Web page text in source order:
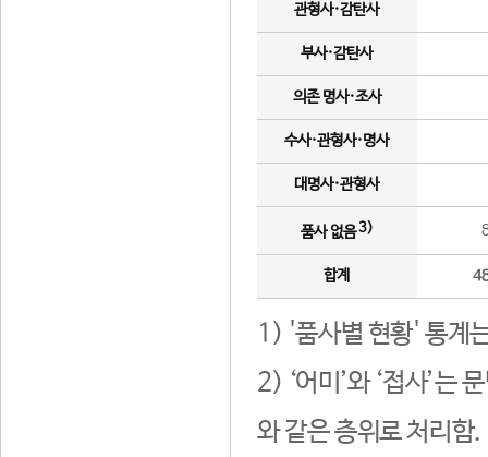
관형사·감탄사
부사·감탄사
의존 명사·조사
수사·관형사·명사
대명사·관형사
품사 없음3)
합계
1) '품사별 현황' 통계
2) ‘어미’와 ‘접사’는
와 같은 층위로 처리함.